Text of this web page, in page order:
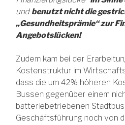
und benutzt nicht die
„Gesundheitsprämie“zur
Angebotslücken!
Zudem kam bei der
Kostenstruktur im
dass die um 42% höheren
Bussen gegenüber einem
batteriebetriebenen
Geschäftsführung noch von